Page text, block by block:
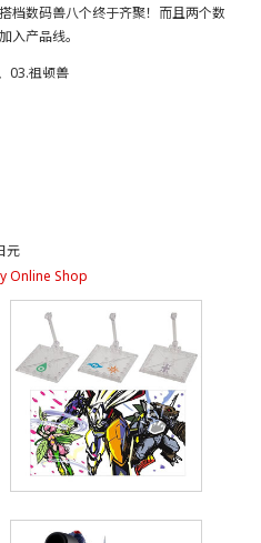
档数码兽八个终于齐聚！而且两个数
入产品线。
03.祖顿兽
元
Online Shop